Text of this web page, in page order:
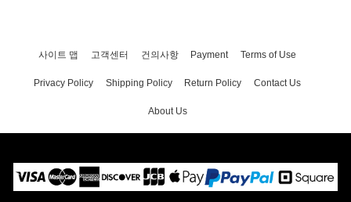
사이트 맵 고객센터 건의사항 Payment Terms of Use
Privacy Policy Shipping Policy Return Policy Contact Us
About Us